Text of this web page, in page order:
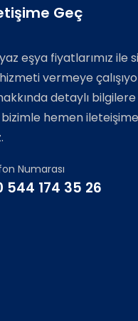
Geç
eşya fiyatlarımız ile
vermeye
detaylı bilgilere
hemen ileteişime
Numarası
544 174 35 26